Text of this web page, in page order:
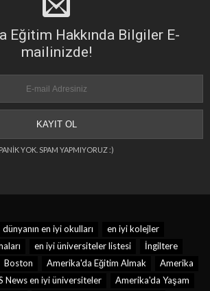
Eğitim Hakkında Bilgiler E-
mailinizde!
PANİK YOK. SPAM YAPMIYORUZ :)
dünyanın en iyi okulları
en iyi kolejler
en iyi üniversiteler listesi
İngiltere
Boston Amerika'da Eğitim Almak
Amerika
News en iyi üniversiteler
Amerika'da Yaşam